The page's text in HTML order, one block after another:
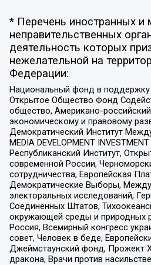
* Перечень иностранных
неправительственных
деятельность которых
нежелательной на
Федерации:
Национальный фонд в поддержку
Открытое Общество Фонд
общество, Американо-
экономическому и правовому
Демократический Институт
MEDIA DEVELOPMENT
Республиканский Институт,
современной России,
сотрудничества, Европейская
Демократические Выборы,
электоральных исследований,
Соединенных Штатов,
окружающей среды и природных
Россия, Всемирный конгресс
совет, Человек в беде,
Джеймстаунский фонд, Прожект
дракона, Врачи против